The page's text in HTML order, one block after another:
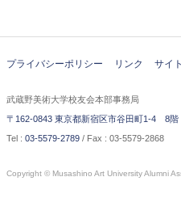
プライバシーポリシー リンク サイ
武蔵野美術大学校友会本部事務局
〒162-0843 東京都新宿区市谷田町1-4 8階
Tel : 03-5579-2789 / Fax : 03-5579-2868
Copyright © Musashino Art University Alumni